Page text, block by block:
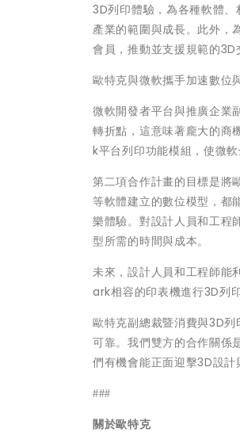
3D列印體驗，為各種軟體
產業的範圍與成長。此外，
會員，推動並支援規範的3D
歐特克與微軟攜手加速數位
微軟開發者平台與推廣企
轉折點，這意味著龐大的
k平台列印功能模組，使微
第二項合作計畫的目標是將
等軟體建立的數位模型，都
樂體驗。對設計人員和工程
型所需的時間與成本。
未來，設計人員和工程師
ark相容的印表機進行3D列印
歐特克副總裁暨消費與3D
可靠。我們雙方的合作關係
們有機會能正面迎擊3D設計
###
關於歐特克